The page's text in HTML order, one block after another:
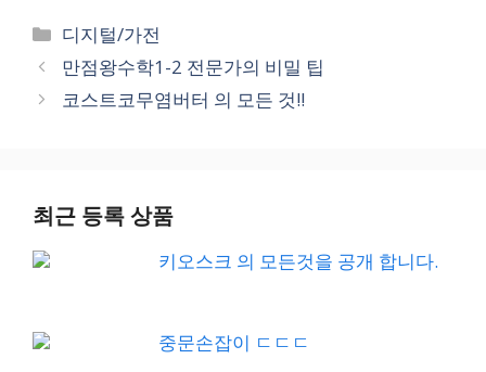
Categories
디지털/가전
만점왕수학1-2 전문가의 비밀 팁
코스트코무염버터 의 모든 것!!
최근 등록 상품
키오스크 의 모든것을 공개 합니다.
중문손잡이 ㄷㄷㄷ